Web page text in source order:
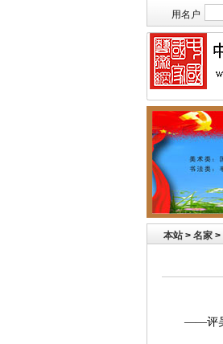
用名户
本站欢迎艺术家宣传投放！
本站 > 名家 >
——评吴